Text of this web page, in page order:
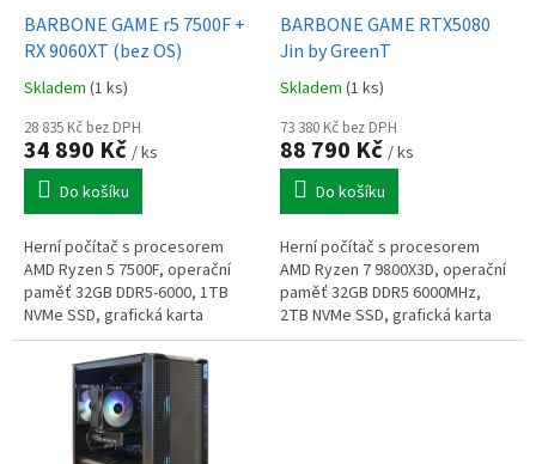
BARBONE GAME r5 7500F +
RX 9060XT (bez OS)
Skladem (1 ks)
28 835 Kč bez DPH
34 890 Kč / ks
Do košíku
Herní počítač s procesorem
AMD Ryzen 5 7500F, operační
paměť 32GB DDR5-6000, 1TB
NVMe SSD, grafická karta
Radeon RX 9060 XT 16GB, Wi-Fi,
bez OS
BARBONE GAME RTX5080
Jin by GreenT
Skladem (1 ks)
73 380 Kč bez DPH
88 790 Kč / ks
Do košíku
Herní počítač s procesorem
AMD Ryzen 7 9800X3D, operační
paměť 32GB DDR5 6000MHz,
2TB NVMe SSD, grafická karta
GeForce RTX 5080 16GB, Wi-Fi 7,